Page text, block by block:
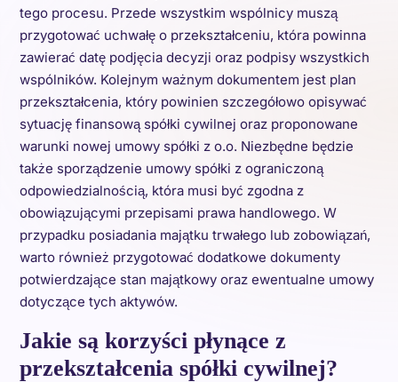
tego procesu. Przede wszystkim wspólnicy muszą
przygotować uchwałę o przekształceniu, która powinna
zawierać datę podjęcia decyzji oraz podpisy wszystkich
wspólników. Kolejnym ważnym dokumentem jest plan
przekształcenia, który powinien szczegółowo opisywać
sytuację finansową spółki cywilnej oraz proponowane
warunki nowej umowy spółki z o.o. Niezbędne będzie
także sporządzenie umowy spółki z ograniczoną
odpowiedzialnością, która musi być zgodna z
obowiązującymi przepisami prawa handlowego. W
przypadku posiadania majątku trwałego lub zobowiązań,
warto również przygotować dodatkowe dokumenty
potwierdzające stan majątkowy oraz ewentualne umowy
dotyczące tych aktywów.
Jakie są korzyści płynące z
przekształcenia spółki cywilnej?